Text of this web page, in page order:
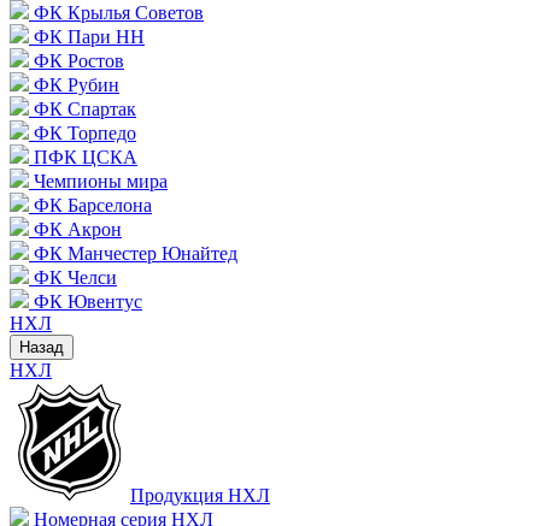
ФК Крылья Советов
ФК Пари НН
ФК Ростов
ФК Рубин
ФК Спартак
ФК Торпедо
ПФК ЦСКА
Чемпионы мира
ФК Барселона
ФК Акрон
ФК Манчестер Юнайтед
ФК Челси
ФК Ювентус
НХЛ
Назад
НХЛ
Продукция НХЛ
Номерная серия НХЛ